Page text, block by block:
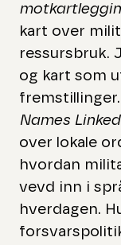
kart over
ressursbruk.
og kart som
Names
over lokale
hvordan
vevd inn i
hverdagen.